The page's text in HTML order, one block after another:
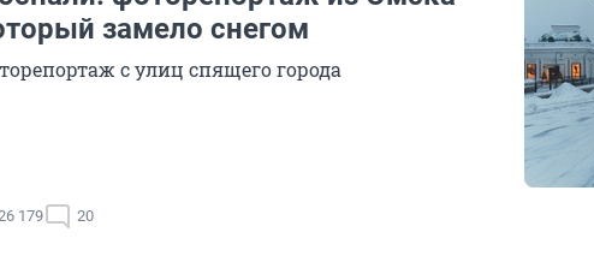
замело снегом
с улиц спящего города
179 20